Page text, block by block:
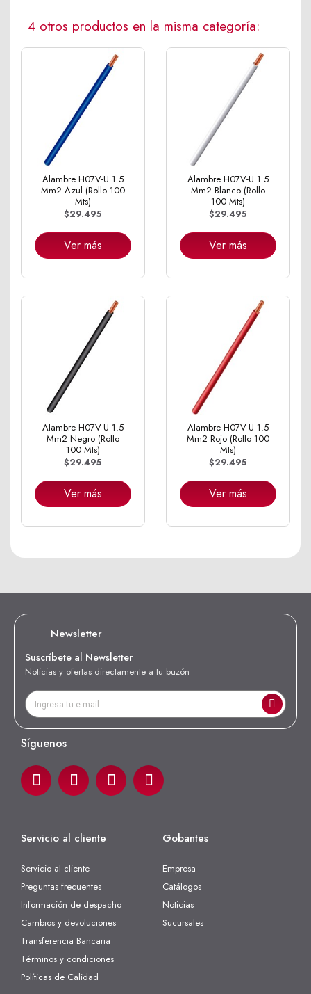
4 otros productos en la misma categoría:
Alambre H07V-U 1.5
Mm2 Azul (Rollo 100
Mts)
$29.495
Ver más
Alambre H07V-U 1.5
Mm2 Blanco (Rollo
100 Mts)
$29.495
Ver más
Alambre H07V-U 1.5
Mm2 Negro (Rollo
100 Mts)
$29.495
Ver más
Alambre H07V-U 1.5
Mm2 Rojo (Rollo 100
Mts)
$29.495
Ver más
Newsletter
Suscríbete al Newsletter
Noticias y ofertas directamente a tu buzón
Síguenos
Servicio al cliente
Servicio al cliente
Preguntas frecuentes
Información de despacho
Cambios y devoluciones
Transferencia Bancaria
Términos y condiciones
Políticas de Calidad
Gobantes
Empresa
Catálogos
Noticias
Sucursales